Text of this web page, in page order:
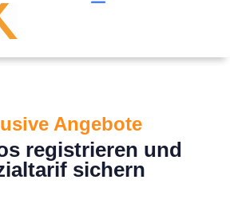
Angebote
registrieren und
sichern